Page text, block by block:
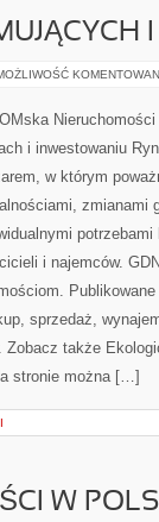
i inwestowaniu
w którym
zmianami
i najemców.
Publikowane
sprzedaż,
także
stronie można […]
W